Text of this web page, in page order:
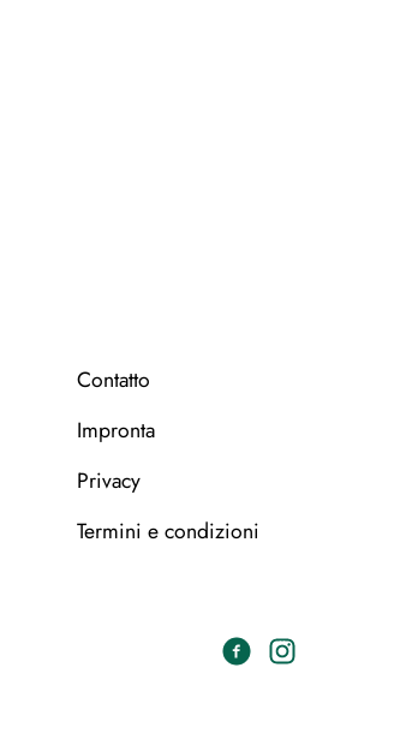
Contatto
Impronta
Privacy
Termini e condizioni